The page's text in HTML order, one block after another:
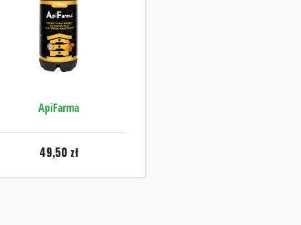
ApiFarma
49,50 zł